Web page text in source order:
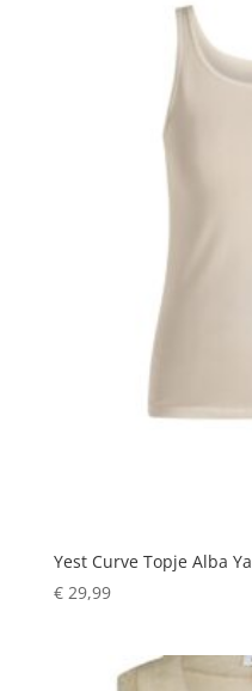
Yest Curve Topje Alba Ya
€29,99